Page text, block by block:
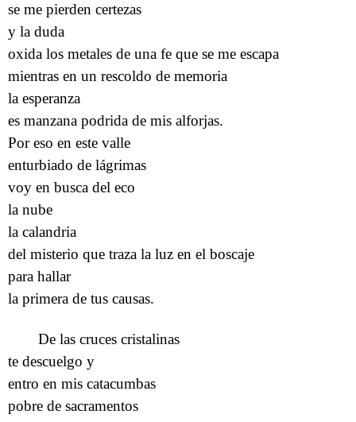
se me pierden certezas
y la duda
oxida los metales de una fe que se me escapa
mientras en un rescoldo de memoria
la esperanza
es manzana podrida de mis alforjas.
Por eso en este valle
enturbiado de lágrimas
voy en busca del eco
la nube
la calandria
del misterio que traza la luz en el boscaje
para hallar
la primera de tus causas.
De las cruces cristalinas
te descuelgo y
entro en mis catacumbas
pobre de sacramentos